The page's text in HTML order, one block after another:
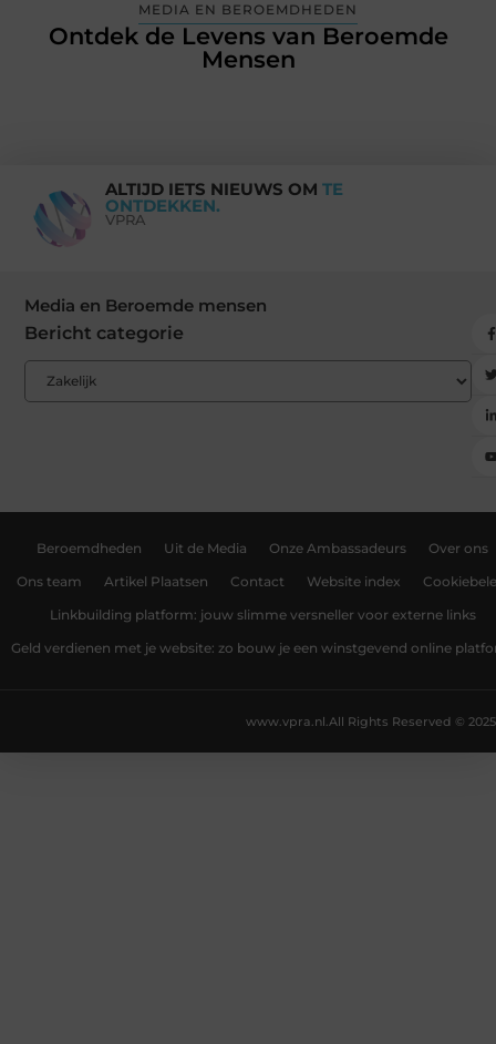
MEDIA EN BEROEMDHEDEN
Ontdek de Levens van Beroemde
Mensen
ALTIJD IETS NIEUWS OM TE
ONTDEKKEN.
VPRA
Media en Beroemde mensen
Bericht categorie
Beroemdheden Uit de Media Onze Ambassadeurs Over ons
Ons team Artikel Plaatsen Contact Website index
Linkbuilding platform: jouw slimme versneller voor externe links
Geld verdienen met je website: zo bouw je een winstgevend online
All Rights Reserved © 2025
www.vpra.nl.